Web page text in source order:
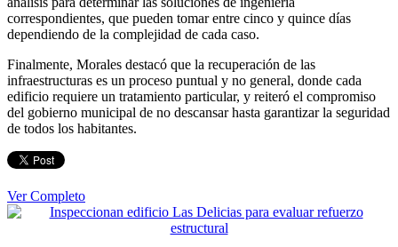
correspondientes, que pueden tomar entre cinco y quince días
dependiendo de la complejidad de cada caso.
Finalmente, Morales destacó que la recuperación de las
infraestructuras es un proceso puntual y no general, donde cada
edificio requiere un tratamiento particular, y reiteró el compromiso
del gobierno municipal de no descansar hasta garantizar la seguridad
de todos los habitantes.
Ver Completo